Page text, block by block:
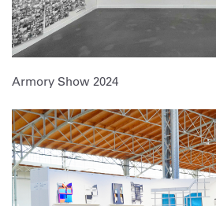
Armory Show 2024